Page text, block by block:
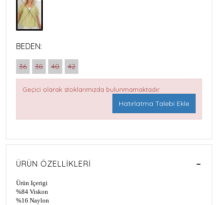
BEDEN:
36 38 40 42
Geçici olarak stoklarımızda bulunmamaktadır.
Hatırlatma Talebi Ekle
ÜRÜN ÖZELLIKLERI
Ürün Içerigi
%84 Viskon
%16 Naylon